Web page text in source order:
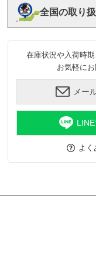
全国の取り
在庫状況や入荷時
お気軽にお
メー
よく